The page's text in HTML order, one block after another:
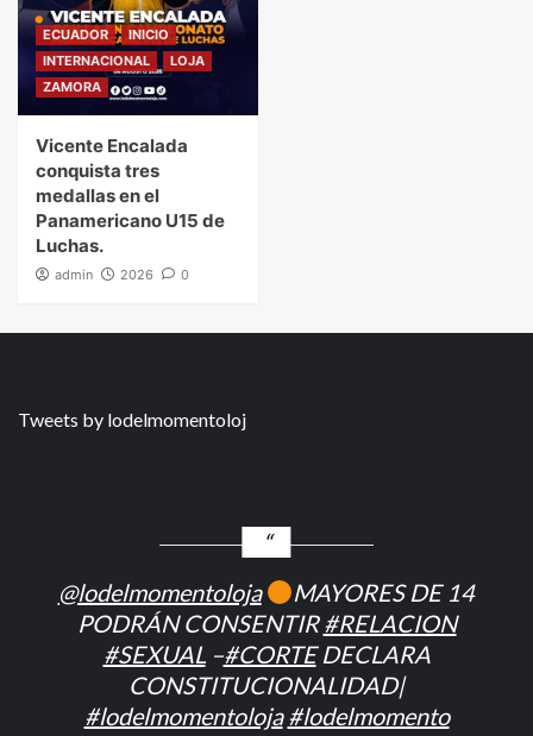
ECUADOR
INICIO
INTERNACIONAL
LOJA
ZAMORA
Vicente Encalada
conquista tres
medallas en el
Panamericano U15 de
Luchas.
admin 2026 0
Tweets by lodelmomentoloj
@lodelmomentoloja
MAYORES DE 14
PODRÁN CONSENTIR#RELACION
#SEXUAL–#CORTEDECLARA
CONSTITUCIONALIDAD|
#lodelmomentoloja #lodelmomento